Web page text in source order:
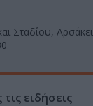
Σταδίου,
ειδήσεις